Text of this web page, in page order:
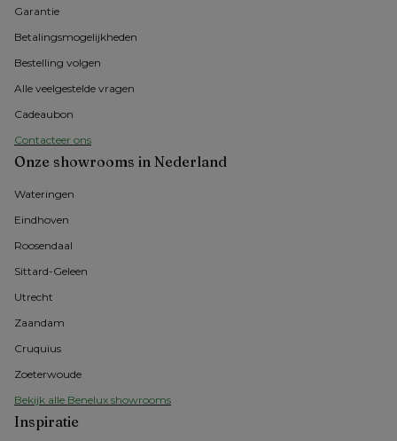
Garantie
Betalingsmogelijkheden
Bestelling volgen
Alle veelgestelde vragen
Cadeaubon
Contacteer ons
Onze showrooms in Nederland
Wateringen
Eindhoven
Roosendaal
Sittard-Geleen
Utrecht
Zaandam
Cruquius
Zoeterwoude
Bekijk alle Benelux showrooms
Inspiratie